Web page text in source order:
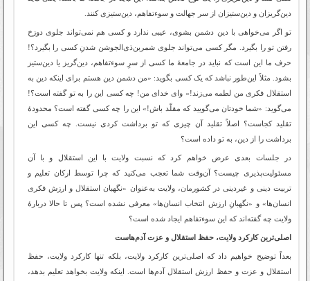
دین‌گریزان و دین‌ستیزان از سر جهالت و سوءتفاهم، دین‌ستیزی کنند.
تو اگر می‌خواهی با دین دشمن بشوی، عیبی ندارد و کسی هم نمی‌تواند جلوی دوزخ
رفتن تو را بگیرد. مگر کسی می‌تواند جلوی شمربن‌ذی‌الجوشن شدنِ کسی را بگیرد؟!
حرف ما این است که نباید در جامعۀ ما کسی از سرِ سوءتفاهم، دین‌گریز یا دین‌ستیز
بشود. مثلاً این‌طور نباشد که یک کسی بگوید: «من دشمن دین هستم برای اینکه دین به
استقلال فکری من لطمه می‌زند!» وای خدای من! چه کسی این را به تو گفته است؟!
می‌گوید: «شما خودتان می‌گویید که مقلّد باش!» این را چه کسی گفته است؟ محدودۀ
تقلید کجاست؟ اصلاً تقلید آن چیزی که تو برداشت کردی نیست. چه کسی این
برداشت را از دین، به تو داده است؟
در جلسات بعدی عرض خواهم کرد که نسبت ولایت با این استقلال و با آن
مسئولیت‌پذیری چیست؟ آن‌وقت شما تعجب می‌کنید که چرا توسط ارکان تعلیم و
تربیت دینی و غیردینی در کشورمان، ولایت به‌عنوان «نگهبان استقلال و ارزش فکری
انسان‌ها» و «نگهبانِ ارزش انتخاب انسان‌ها» معرفی نشده است؟ پس تا حالا دربارۀ
ولایت چه گفته‌اند که این سوءتفاهم ایجاد شده است؟
اصلی‌ترین کارکرد ولایت، حفظ استقلال و عزت آدم‌هاست
بعداً توضیح خواهیم داد که اصلی‌ترین کارکرد ولایت، بلکه تنها کارکرد ولایت، حفظ
استقلال و عزت و حفظ ارزش استقلال آدم‌ها است. اینکه ولایت بخواهد تعلیم بدهد،